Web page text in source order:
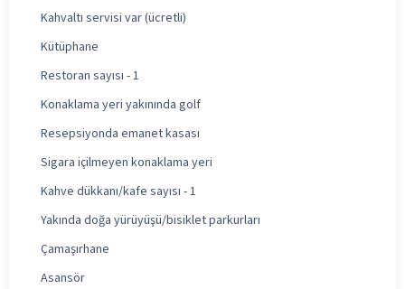
Kahvaltı servisi var (ücretli)
Kütüphane
Restoran sayısı - 1
Konaklama yeri yakınında golf
Resepsiyonda emanet kasası
Sigara içilmeyen konaklama yeri
Kahve dükkanı/kafe sayısı - 1
Yakında doğa yürüyüşü/bisiklet parkurları
Çamaşırhane
Asansör